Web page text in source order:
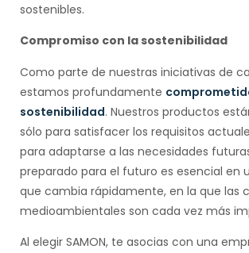
sostenibles.
Compromiso con la sostenibilidad
Como parte de nuestras iniciativas de
estamos profundamente
sostenibilidad. Nuestros productos
sólo para satisfacer los requisitos
para adaptarse a las necesidades
preparado para el futuro es esencial en
que cambia rápidamente, en la que las
medioambientales son cada vez más
Al elegir SAMON, te asocias con una